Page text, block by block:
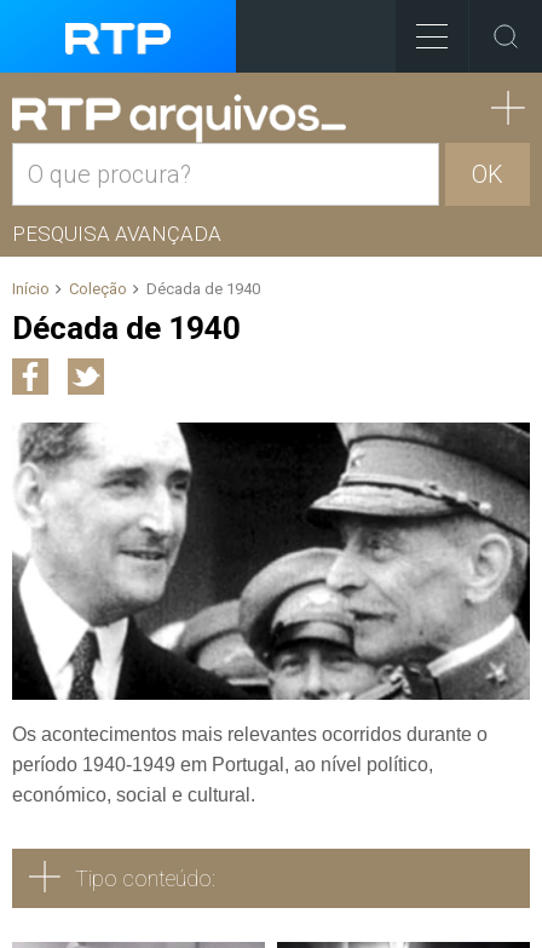
OK
PESQUISA AVANÇADA
Início Coleção Década de 1940
Década de 1940
Os acontecimentos mais relevantes ocorridos durante o
período 1940-1949 em Portugal, ao nível político,
económico, social e cultural.
Tipo conteúdo: